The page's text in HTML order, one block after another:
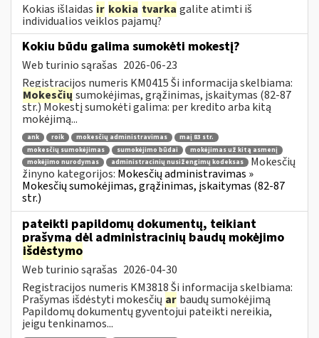
Kokias išlaidas ir kokia tvarka galite atimti iš
individualios veiklos pajamų?
Kokiu būdu galima sumokėti mokestį?
Web turinio sąrašas 2026-06-23
Registracijos numeris KM0415 Ši informacija skelbiama:
Mokesčių sumokėjimas, grąžinimas, įskaitymas (82-87
str.) Mokestį sumokėti galima: per kredito arba kitą
mokėjimą...
ank roik mokesčių administravimas
maį 83 str.
mokesčių sumokėjimas
sumokėjimo būdai
mokėjimas už kitą asmenį
mokėjimo nurodymas
administracinių nusižengimų kodeksas
Mokesčių
žinyno kategorijos: Mokesčių administravimas »
Mokesčių sumokėjimas, grąžinimas, įskaitymas (82-87
str.)
pateikti papildomų dokumentų, teikiant
prašymą dėl administracinių baudų mokėjimo
išdėstymo
Web turinio sąrašas 2026-04-30
Registracijos numeris KM3818 Ši informacija skelbiama:
Prašymas išdėstyti mokesčių ar baudų sumokėjimą
Papildomų dokumentų gyventojui pateikti nereikia,
jeigu tenkinamos...